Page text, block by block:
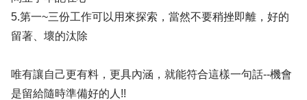
5.第一~三份工作可以用來探索，當然不要稍挫即離，好的
留著、壞的汰除
唯有讓自己更有料，更具內涵，就能符合這樣一句話--機會
是留給隨時準備好的人!!